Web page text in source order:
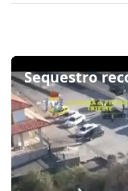
Sequestro